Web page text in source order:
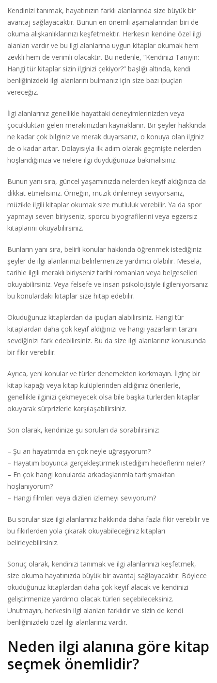
Kendinizi tanımak, hayatınızın farklı alanlarında size büyük bir
avantaj sağlayacaktır. Bunun en önemli aşamalarından biri de
okuma alışkanlıklarınızı keşfetmektir. Herkesin kendine özel ilgi
alanları vardır ve bu ilgi alanlarına uygun kitaplar okumak hem
zevkli hem de verimli olacaktır. Bu nedenle, “Kendinizi Tanıyın:
Hangi tür kitaplar sizin ilginizi çekiyor?” başlığı altında, kendi
benliğinizdeki ilgi alanlarını bulmanız için size bazı ipuçları
vereceğiz.
İlgi alanlarınız genellikle hayattaki deneyimlerinizden veya
çocukluktan gelen merakınızdan kaynaklanır. Bir şeyler hakkında
ne kadar çok bilginiz ve merak duyarsanız, o konuya olan ilginiz
de o kadar artar. Dolayısıyla ilk adım olarak geçmişte nelerden
hoşlandığınıza ve nelere ilgi duyduğunuza bakmalısınız.
Bunun yanı sıra, güncel yaşamınızda nelerden keyif aldığınıza da
dikkat etmelisiniz. Örneğin, müzik dinlemeyi seviyorsanız,
müzikle ilgili kitaplar okumak size mutluluk verebilir. Ya da spor
yapmayı seven biriyseniz, sporcu biyografilerini veya egzersiz
kitaplarını okuyabilirsiniz.
Bunların yanı sıra, belirli konular hakkında öğrenmek istediğiniz
şeyler de ilgi alanlarınızı belirlemenize yardımcı olabilir. Mesela,
tarihle ilgili meraklı biriyseniz tarihi romanları veya belgeselleri
okuyabilirsiniz. Veya felsefe ve insan psikolojisiyle ilgileniyorsanız
bu konulardaki kitaplar size hitap edebilir.
Okuduğunuz kitaplardan da ipuçları alabilirsiniz. Hangi tür
kitaplardan daha çok keyif aldığınızı ve hangi yazarların tarzını
sevdiğinizi fark edebilirsiniz. Bu da size ilgi alanlarınız konusunda
bir fikir verebilir.
Ayrıca, yeni konular ve türler denemekten korkmayın. İlginç bir
kitap kapağı veya kitap kulüplerinden aldığınız önerilerle,
genellikle ilginizi çekmeyecek olsa bile başka türlerden kitaplar
okuyarak sürprizlerle karşılaşabilirsiniz.
Son olarak, kendinize şu soruları da sorabilirsiniz:
– Şu an hayatımda en çok neyle uğraşıyorum?
– Hayatım boyunca gerçekleştirmek istediğim hedeflerim neler?
– En çok hangi konularda arkadaşlarımla tartışmaktan
hoşlanıyorum?
– Hangi filmleri veya dizileri izlemeyi seviyorum?
Bu sorular size ilgi alanlarınız hakkında daha fazla fikir verebilir ve
bu fikirlerden yola çıkarak okuyabileceğiniz kitapları
belirleyebilirsiniz.
Sonuç olarak, kendinizi tanımak ve ilgi alanlarınızı keşfetmek,
size okuma hayatınızda büyük bir avantaj sağlayacaktır. Böylece
okuduğunuz kitaplardan daha çok keyif alacak ve kendinizi
geliştirmenize yardımcı olacak türleri seçebileceksiniz.
Unutmayın, herkesin ilgi alanları farklıdır ve sizin de kendi
benliğinizdeki özel ilgi alanlarınız vardır.
Neden ilgi alanına göre kitap
seçmek önemlidir?